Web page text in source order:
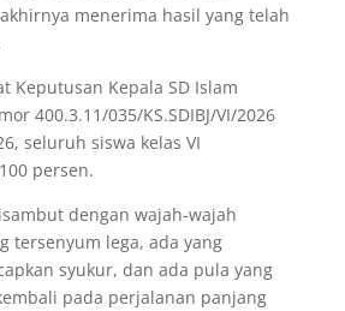
menerima hasil yang telah
Keputusan Kepala SD Islam
400.3.11/035/KS.SDIBJ/VI/2026
seluruh siswa kelas VI
persen.
dengan wajah-wajah
tersenyum lega, ada yang
syukur, dan ada pula yang
pada perjalanan panjang